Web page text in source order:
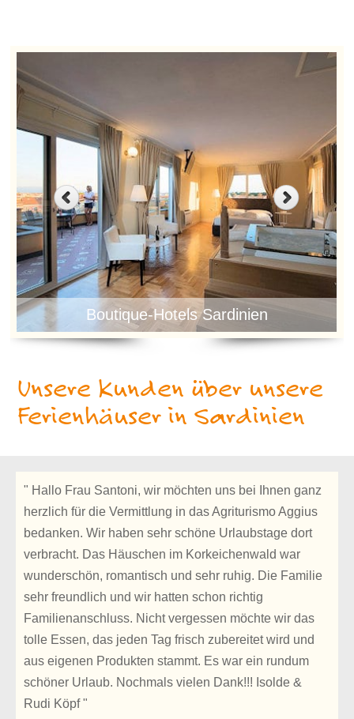
Boutique-Hotels Sardinien
Unsere Kunden über unsere
Ferienhäuser in Sardinien
" Hallo Frau Santoni, wir möchten uns bei Ihnen ganz
herzlich für die Vermittlung in das Agriturismo Aggius
bedanken. Wir haben sehr schöne Urlaubstage dort
verbracht. Das Häuschen im Korkeichenwald war
wunderschön, romantisch und sehr ruhig. Die Familie
sehr freundlich und wir hatten schon richtig
Familienanschluss. Nicht vergessen möchte wir das
tolle Essen, das jeden Tag frisch zubereitet wird und
aus eigenen Produkten stammt. Es war ein rundum
schöner Urlaub. Nochmals vielen Dank!!! Isolde &
Rudi Köpf "